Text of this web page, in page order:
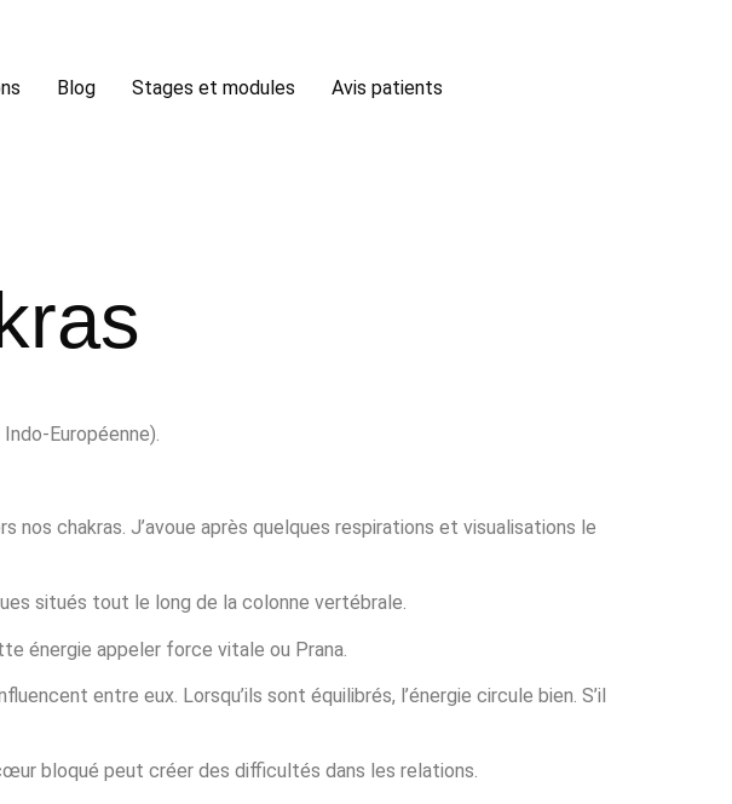
Blog Stages et modules Avis patients
Européenne).
chakras. J’avoue après quelques respirations et visualisations le
situés tout le long de la colonne vertébrale.
énergie appeler force vitale ou Prana.
entre eux. Lorsqu’ils sont équilibrés, l’énergie circule bien. S’il
bloqué peut créer des difficultés dans les relations.